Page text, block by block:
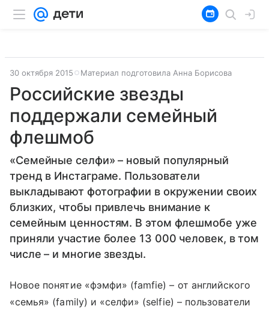
30 октября 2015 Материал подготовила Анна Борисова
Российские звезды
поддержали семейный
флешмоб
«Семейные селфи» – новый популярный
тренд в Инстаграме. Пользователи
выкладывают фотографии в окружении своих
близких, чтобы привлечь внимание к
семейным ценностям. В этом флешмобе уже
приняли участие более 13 000 человек, в том
числе – и многие звезды.
Новое понятие «фэмфи» (famfie) – от английского
«семья» (family) и «селфи» (selfie) – пользователи